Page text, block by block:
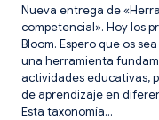
Nueva entrega de
competencial». Hoy los
Bloom. Espero que os
una herramienta
actividades educativas,
de aprendizaje en
Esta taxonomía…